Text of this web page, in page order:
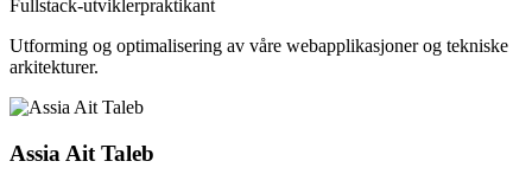
Fullstack-utviklerpraktikant
Utforming og optimalisering av våre webapplikasjoner og tekniske
arkitekturer.
Assia Ait Taleb